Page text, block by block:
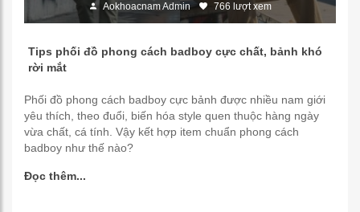
Aokhoacnam Admin 766 lượt xem
Tips phối đồ phong cách badboy cực chất, bảnh khó
rời mắt
Phối đồ phong cách badboy cực bảnh được nhiều nam giới
yêu thích, theo đuổi, biến hóa style quen thuộc hàng ngày
vừa chất, cá tính. Vậy kết hợp item chuẩn phong cách
badboy như thế nào?
Đọc thêm...